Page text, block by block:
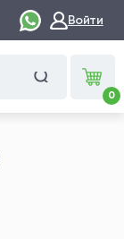
Войти
0